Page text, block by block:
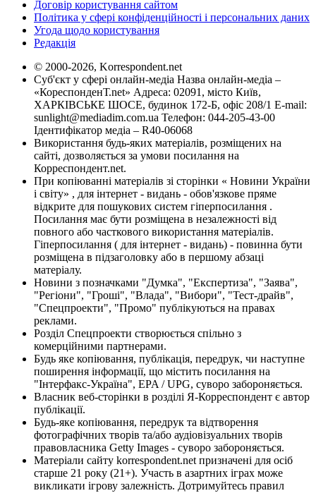
Договір користування сайтом
Політика у сфері конфіденційності і персональних даних
Угода щодо користування
Редакція
© 2000-2026, Korrespondent.net
Суб'єкт у сфері онлайн-медіа Назва онлайн-медіа –
«КореспонденТ.net» Адреса: 02091, місто Київ,
ХАРКІВСЬКЕ ШОСЕ, будинок 172-Б, офіс 208/1 E-mail:
sunlight@mediadim.com.ua Телефон: 044-205-43-00
Ідентифікатор медіа – R40-06068
Використання будь-яких матеріалів, розміщених на
сайті, дозволяється за умови посилання на
Корреспондент.net.
При копіюванні матеріалів зі сторінки « Новини України
і світу» , для інтернет - видань - обов'язкове пряме
відкрите для пошукових систем гіперпосилання .
Посилання має бути розміщена в незалежності від
повного або часткового використання матеріалів.
Гіперпосилання ( для інтернет - видань) - повинна бути
розміщена в підзаголовку або в першому абзаці
матеріалу.
Новини з позначками "Думка", "Експертиза", "Заява",
"Регіони", "Гроші", "Влада", "Вибори", "Тест-драйв",
"Спецпроекти", "Промо" публікуються на правах
реклами.
Розділ Спецпроекти створюється спільно з
комерційними партнерами.
Будь яке копіювання, публікація, передрук, чи наступне
поширення інформації, що містить посилання на
"Інтерфакс-Україна", EPA / UPG, суворо забороняється.
Власник веб-сторінки в розділі Я-Корреспондент є автор
публікації.
Будь-яке копіювання, передрук та відтворення
фотографічних творів та/або аудіовізуальних творів
правовласника Getty Images - суворо забороняється.
Матеріали сайту korrespondent.net призначені для осіб
старше 21 року (21+). Участь в азартних іграх може
викликати ігрову залежність. Дотримуйтесь правил